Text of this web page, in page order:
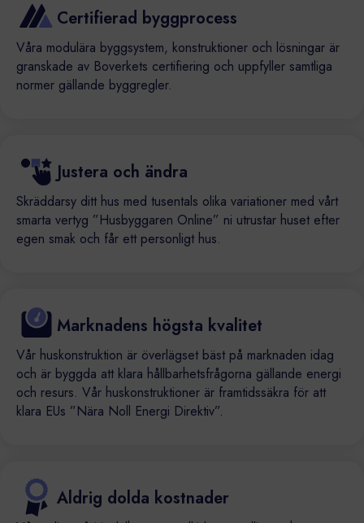
Certifierad byggprocess
Våra modulära byggsystem, konstruktioner och lösningar är
granskade av Boverkets certifiering och uppfyller samtliga
normer gällande byggregler.
Justera och ändra
Skräddarsy ditt hus med tusentals olika variationer med vårt
smarta vertyg ”Husbyggaren Online” ni utrustar huset efter
egen smak och får ett personligt hus.
Marknadens högsta kvalitet
Vår huskonstruktion är överlägset bäst på marknaden idag
och är byggda att klara hållbarhetsfrågorna gällande energi
och resurs. Vår huskonstruktioner är framtidssäkra för att
klara EUs ”Nära Noll Energi Direktiv”.
Aldrig dolda kostnader